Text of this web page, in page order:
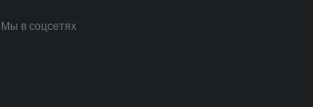
Мы в соцсетях